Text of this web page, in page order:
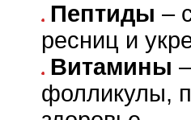
Пептиды –
ресниц и
Витамины
фолликулы,